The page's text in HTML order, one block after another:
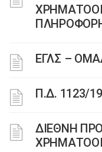
ΕΓΛΣ –
Π.Δ. 1123/
ΔΙΕΘΝΗ